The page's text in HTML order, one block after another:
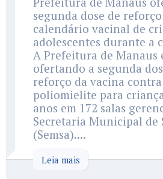
segunda dose de
calendário vacinal de
adolescentes durante a
A Prefeitura de Manaus
ofertando a segunda
reforço da vacina
poliomielite para
anos em 172 salas
Secretaria Municipal de
(Semsa)....
Leia mais